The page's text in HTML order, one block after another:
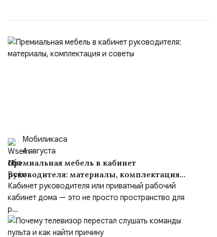
Мобиликаса
4 августа
Премиальная мебель в кабинет
руководителя: материалы, комплектация
и советы
Кабинет руководителя или приватный рабочий
кабинет дома — это не просто пространство для
р...